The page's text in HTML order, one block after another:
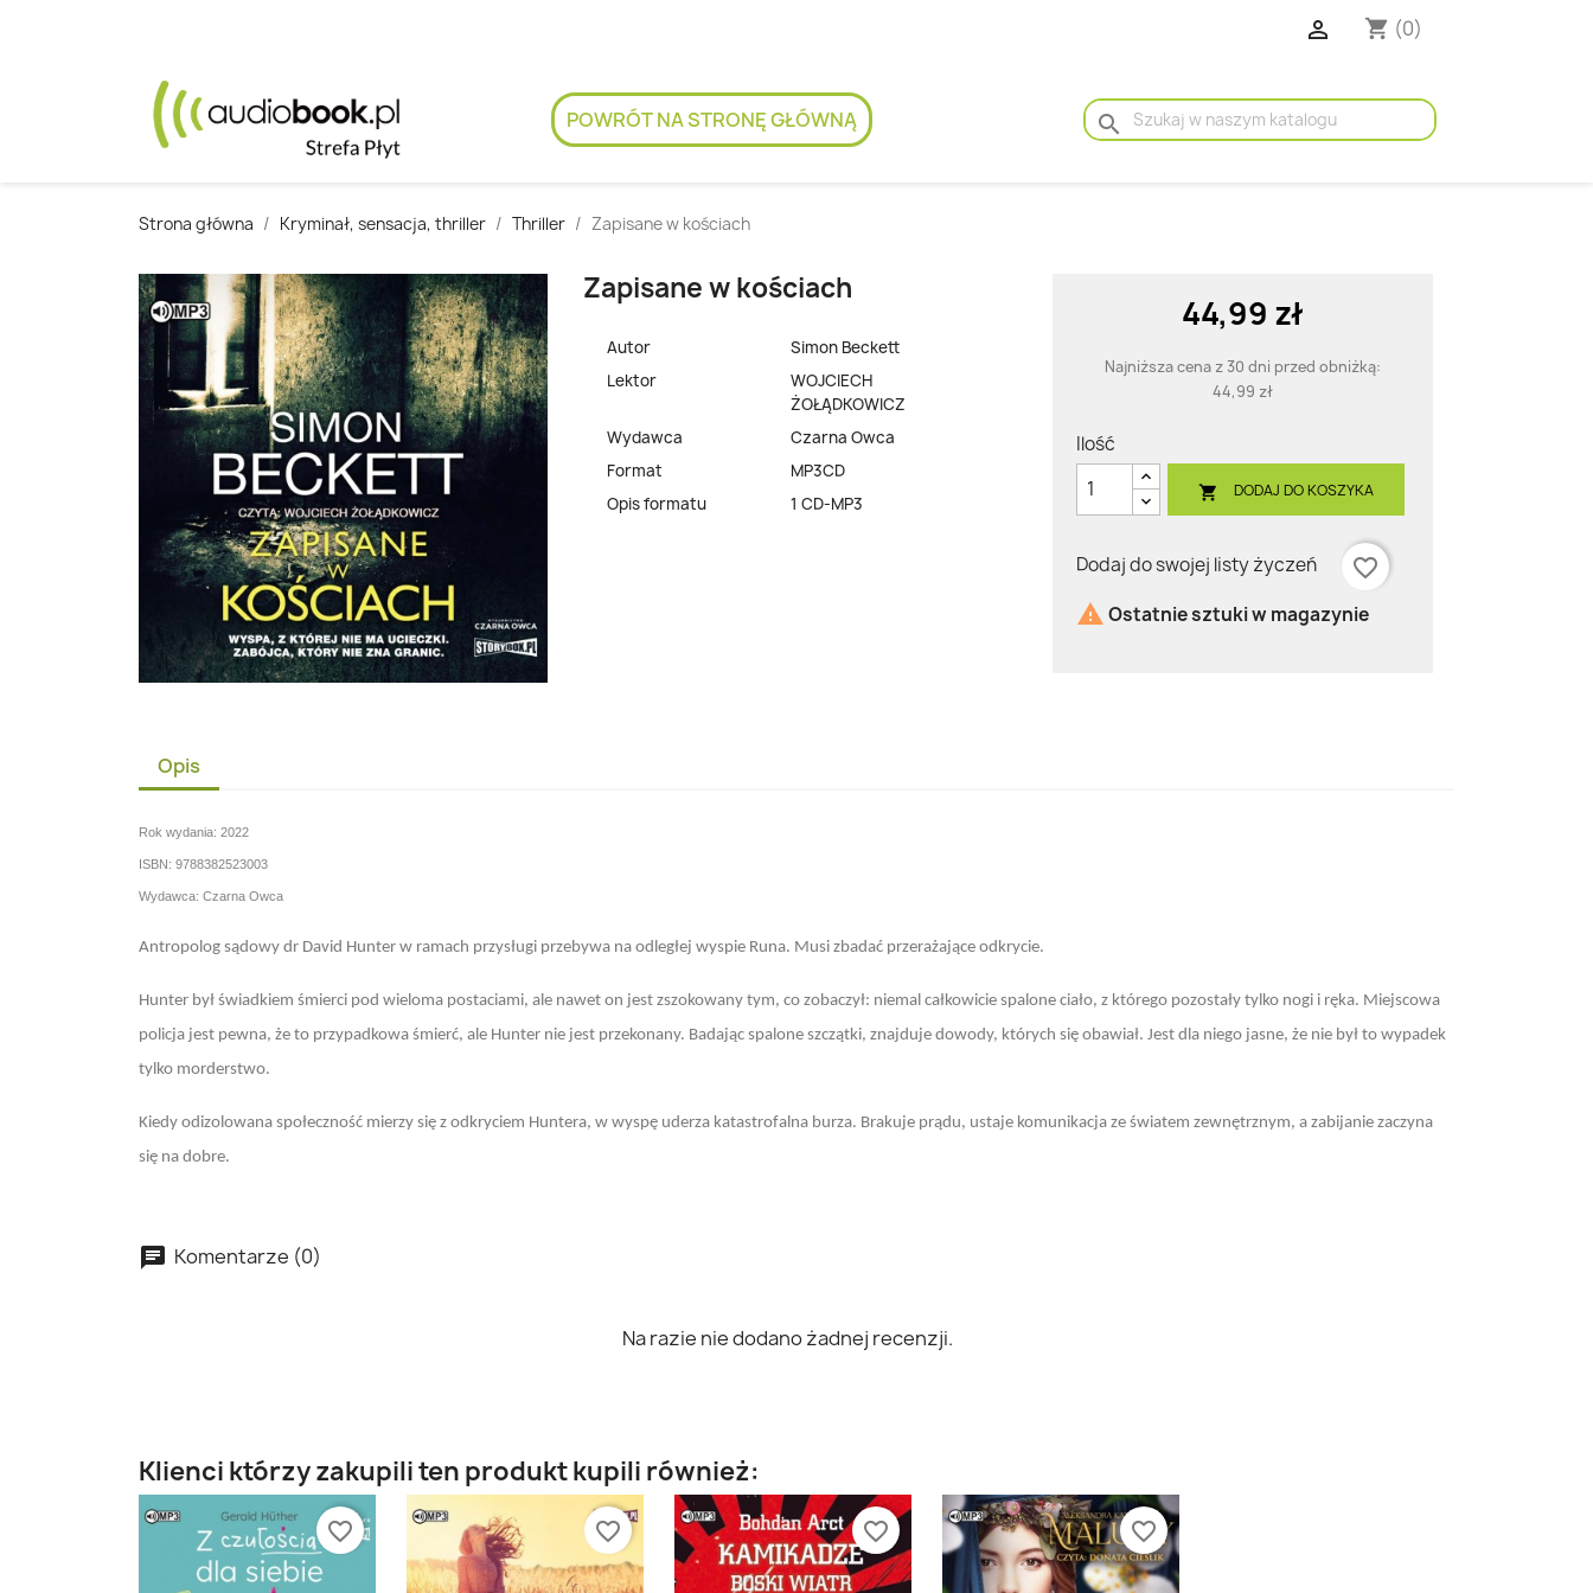
 shopping_cart (0)
POWRÓT NA STRONĘ GŁÓWNĄ search
Strona główna Kryminał, sensacja, thriller Thriller Zapisane w kościach
Zapisane w kościach
Autor
Simon Beckett
Lektor
WOJCIECH
ŻOŁĄDKOWICZ
Wydawca
Czarna Owca
Format
MP3CD
Opis formatu
1 CD-MP3
44,99 zł
Najniższa cena z 30 dni przed obniżką:
44,99 zł
Ilość
 DODAJ DO KOSZYKA
Dodaj do swojej listy życzeń
favorite_border
 Ostatnie sztuki w magazynie
Opis
Rok wydania: 2022
ISBN: 9788382523003
Wydawca: Czarna Owca
Antropolog sądowy dr David Hunter w ramach przysługi przebywa na odległej wyspie Runa. Musi zbadać przerażające odkrycie.
Hunter był świadkiem śmierci pod wieloma postaciami, ale nawet on jest zszokowany tym, co zobaczył: niemal całkowicie spalone ciało, z którego pozostały tylko nogi i ręka. Miejscowa
policja jest pewna, że to przypadkowa śmierć, ale Hunter nie jest przekonany. Badając spalone szczątki, znajduje dowody, których się obawiał. Jest dla niego jasne, że nie był to wypadek
tylko morderstwo.
Kiedy odizolowana społeczność mierzy się z odkryciem Huntera, w wyspę uderza katastrofalna burza. Brakuje prądu, ustaje komunikacja ze światem zewnętrznym, a zabijanie zaczyna
się na dobre.
Komentarze (0)
Na razie nie dodano żadnej recenzji.
Klienci którzy zakupili ten produkt kupili również:
favorite_border favorite_border favorite_border favorite_border